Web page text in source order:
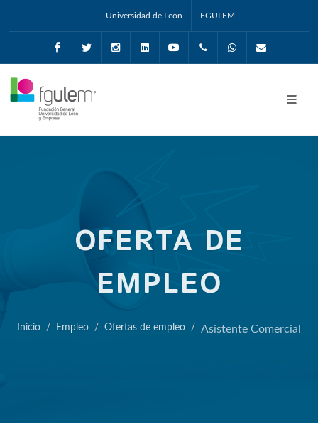
Universidad de León FGULEM
FacebookTwitter InstagramLinkedin Youtube +34987291651
Whatsapp
OFERTA DE
EMPLEO
Inicio Empleo Ofertas de empleo Asistente Comercial